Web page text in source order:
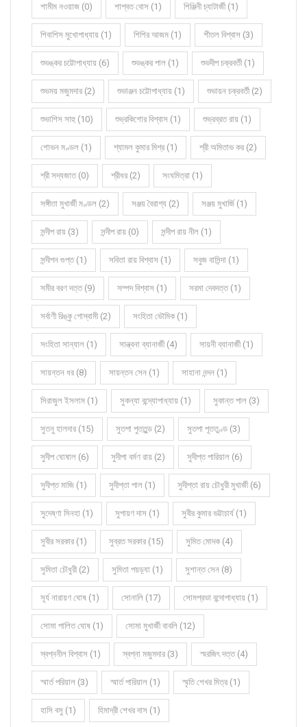
শামীম নওয়াজ (0) শাশ্বত বোস (1) শিঞ্জিনী চ্যাটার্জী (1)
শিবাশিস মুখোপাধ্যায় (1) শিশির আজম (1) শীতল বিশ্বাস (3)
শুভঙ্কর চট্টোপাধ্যায় (6) শুভঙ্কর পাল (1) শুভদীপ চক্রবর্তী (1)
শুভময় মজুমদার (2) শুভাঞ্জন চট্টোপাধ্যায় (1) শুভায়ন চক্রবর্তী (2)
শুভাশিস সাহু (10) শুভ্রকিশোর বিশ্বাস (1) শুভ্রব্রত রায় (1)
শোভন মণ্ডল (1) শ্যামল কুমার মিশ্র (1) শ্রী অমিতাভ কর (2)
শ্রী সদ্যজাত (0) শ্রীধর (2) সংঘমিত্রা (1)
সঙ্গীতা মুখার্জী মণ্ডল (2) সঞ্জয় বৈরাগ্য (2) সঞ্জয় মুখার্জি (1)
সন্দীপ রায় (3) সন্দীপ রায় (0) সন্দীপ রায় নীল (1)
সন্দীপন গুপ্ত (1) সবিতা রায় বিশ্বাস (1) সবুজ বাসিন্দা (1)
সমীর বরণ দত্ত (9) সম্পদ বিশ্বাস (1) সরমা দেবদত্ত (1)
সর্বাণী রিঙ্কু গোস্বামী (2) সংহিতা ভৌমিক (1)
সংহিতা সান্যাল (1) সান্ত্বনা ব্যানার্জী (4) সায়নী ব্যানার্জী (1)
সায়ন্তন ধর (8) সায়ন্তন সেন (1) সাহানা নন্দন (1)
সিরাজুল ইসলাম (1) সুকন্যা বন্দ্যোপাধ্যায় (1) সুকান্ত পাল (3)
সুতনু হালদার (15) সুতপা পুততুন্ড (2) সুতপা পূততুণ্ড (3)
সুদীপ ঘোষাল (6) সুদীপা বর্মণ রায় (2) সুদীপ্ত পারিয়াল (6)
সুদীপ্ত মাজি (1) সুদীপ্তা পাল (1) সুদীপ্তা রায় চৌধুরী মুখার্জী (6)
সুদেষ্ণা সিনহা (1) সুপায়ণ দাস (1) সুবীর কুমার ভট্টাচার্য (1)
সুবীর সরকার (1) সুব্রত সরকার (15) সুমিত মোদক (4)
সুমিতা চৌধুরী (2) সুমিতা পয়ড়্যা (1) সুশান্ত সেন (8)
সূর্য নারায়ণ ঘোষ (1) সোনালি (17) সোমপ্রভা বন্দোপাধ্যায় (1)
সোমা পালিত ঘোষ (1) সোমা মুখার্জী বাবলি (12)
স্বপ্ননীল বিশ্বাস (1) স্বপ্না মজুমদার (3) স্মরজিৎ দত্ত (4)
স্মার্ত পরিয়াল (3) স্মার্ত পারিয়াল (1) স্মৃতি শেখর মিত্র (1)
হাসি বসু (1) হিমাদ্রী শেখর দাস (1)